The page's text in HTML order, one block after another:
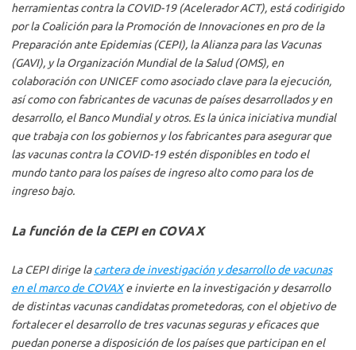
herramientas contra la COVID-19 (Acelerador ACT), está codirigido
por la Coalición para la Promoción de Innovaciones en pro de la
Preparación ante Epidemias (CEPI), la Alianza para las Vacunas
(GAVI), y la Organización Mundial de la Salud (OMS), en
colaboración con UNICEF como asociado clave para la ejecución,
así como con fabricantes de vacunas de países desarrollados y en
desarrollo, el Banco Mundial y otros. Es la única iniciativa mundial
que trabaja con los gobiernos y los fabricantes para asegurar que
las vacunas contra la COVID-19 estén disponibles en todo el
mundo tanto para los países de ingreso alto como para los de
ingreso bajo.
La función de la CEPI en COVAX
La CEPI dirige lacartera de investigación y desarrollo de vacunas
en el marco de COVAXe invierte en la investigación y desarrollo
de distintas vacunas candidatas prometedoras, con el objetivo de
fortalecer el desarrollo de tres vacunas seguras y eficaces que
puedan ponerse a disposición de los países que participan en el